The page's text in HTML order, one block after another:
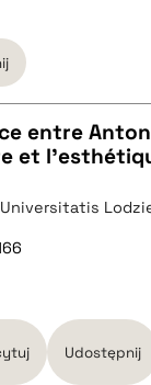
entre
et
Udostępnij